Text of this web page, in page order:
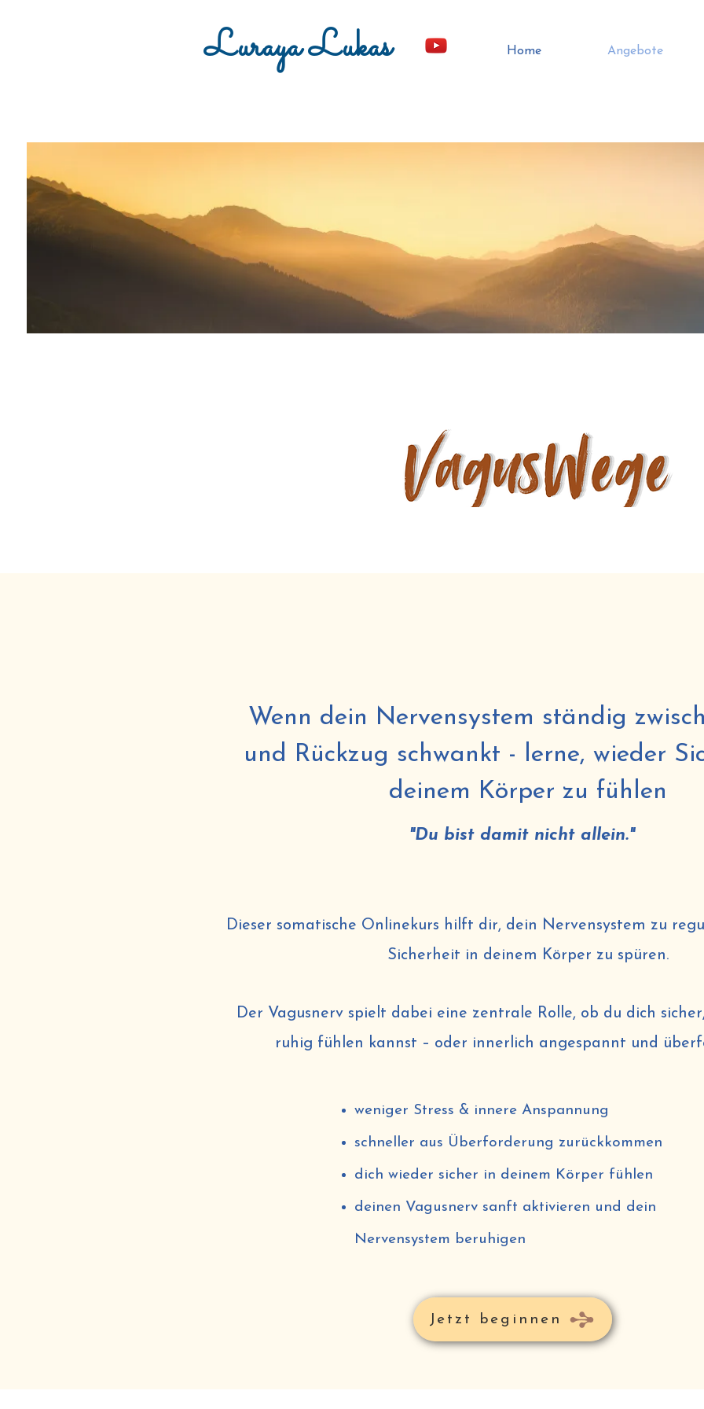
Luraya Lukas Home Angebote
Wenn dein Nervensystem ständig
und Rückzug schwankt - lerne, wieder
deinem Körper zu fühlen
"Du bist damit nicht allein."
Dieser somatische Onlinekurs hilft dir, dein Nervensystem zu
Sicherheit in deinem Körper zu spüren.
Der Vagusnerv spielt dabei eine zentrale Rolle, ob du dich
ruhig fühlen kannst – oder innerlich angespannt und
weniger Stress & innere Anspannung
schneller aus Überforderung zurückkommen
dich wieder sicher in deinem Körper fühlen
deinen Vagusnerv sanft aktivieren und dein
Nervensystem beruhigen
Jetzt beginnen